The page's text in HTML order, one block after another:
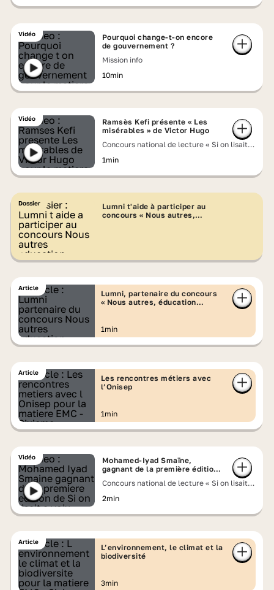
Vidéo
Pourquoi change-t-on encore
de gouvernement ?
Mission info
10min
Vidéo
Ramsès Kefi présente « Les
misérables » de Victor Hugo
Concours national de lecture « Si on lisait à
1min
Dossier
Lumni t'aide à participer au
concours « Nous autres,
Article
Lumni, partenaire du concours
« Nous autres, éducation
1min
Article
Les rencontres métiers avec
l’Onisep
1min
Vidéo
Mohamed-Iyad Smaïne,
gagnant de la première édition
Concours national de lecture « Si on lisait à
2min
Article
L’environnement, le climat et la
biodiversité
3min